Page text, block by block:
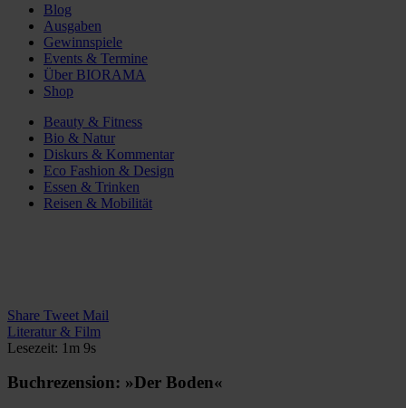
Blog
Ausgaben
Gewinnspiele
Events & Termine
Über BIORAMA
Shop
Beauty & Fitness
Bio & Natur
Diskurs & Kommentar
Eco Fashion & Design
Essen & Trinken
Reisen & Mobilität
Share Tweet Mail
Literatur & Film
Lesezeit: 1m 9s
Buchrezension: »Der Boden«